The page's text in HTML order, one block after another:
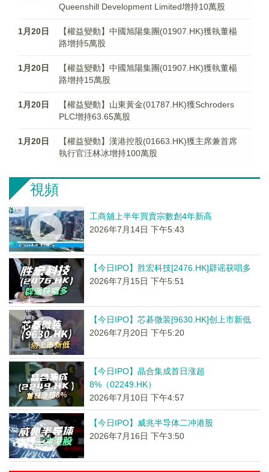
Queenshill Development Limited增持10萬股
1月20日
【權益變動】中國旭陽集團(01907.HK)獲執董楊
路增持5萬股
1月20日
【權益變動】中國旭陽集團(01907.HK)獲執董楊
路增持15萬股
1月20日
【權益變動】山東黃金(01787.HK)獲Schroders
PLC增持63.65萬股
1月20日
【權益變動】漢港控股(01663.HK)獲主席兼首席
執行官汪林冰增持100萬股
視頻
工商舖上半年買賣宗數創4年新高
2026年7月14日 下午5:43
【今日IPO】胜宏科技[2476.HK]辟谣获唱多
2026年7月15日 下午5:51
【今日IPO】芯碁微装[9630.HK]创上市新低
2026年7月20日 下午5:20
【今日IPO】晶合集成首日涨超
8%（02249.HK）
2026年7月10日 下午4:57
【今日IPO】威兆半导体二冲港股
2026年7月16日 下午3:50